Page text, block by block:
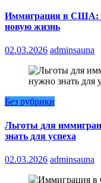
Иммиграция в США:
новую жизнь
02.03.2026 adminsauna
Без рубрики
Льготы для
знать для успеха
02.03.2026 adminsauna